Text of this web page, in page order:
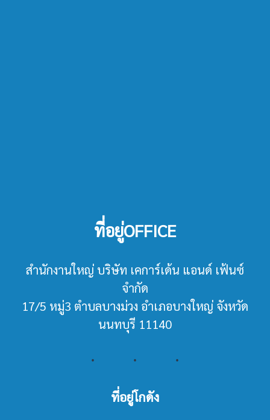
ที่อยู่OFFICE
สำนักงานใหญ่ บริษัท เคการ์เด้น แอนด์ เฟ้นซ์
จำกัด
17/5 หมู่3 ตำบลบางม่วง อำเภอบางใหญ่ จังหวัด
นนทบุรี 11140
ที่อยู่โกดัง